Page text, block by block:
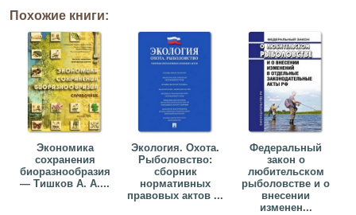
Похожие книги:
Экономика
сохранения
биоразнообразия
— Тишков А. А....
Экология. Охота.
Рыболовство:
сборник
нормативных
правовых актов ...
Федеральный
закон о
любительском
рыболовстве и о
внесении
изменен...